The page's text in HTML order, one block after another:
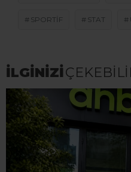
SPORTIF STAT
İLGİNİZİ